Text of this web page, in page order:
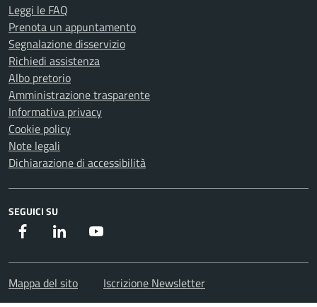
Leggi le FAQ
Prenota un appuntamento
Segnalazione disservizio
Richiedi assistenza
Albo pretorio
Amministrazione trasparente
Informativa privacy
Cookie policy
Note legali
Dichiarazione di accessibilità
SEGUICI SU
Facebook Instagram
Mappa del sito Iscrizione Newsletter